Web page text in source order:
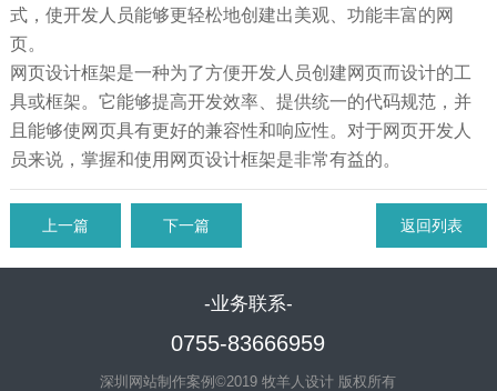
式，使开发人员能够更轻松地创建出美观、功能丰富的网
页。
网页设计框架是一种为了方便开发人员创建网页而设计的工
具或框架。它能够提高开发效率、提供统一的代码规范，并
且能够使网页具有更好的兼容性和响应性。对于网页开发人
员来说，掌握和使用网页设计框架是非常有益的。
上一篇 下一篇 返回列表
-业务联系-
0755-83666959
深圳网站制作案例©2019 牧羊人设计 版权所有